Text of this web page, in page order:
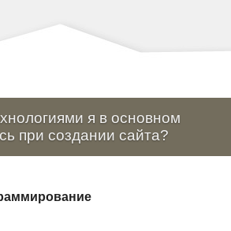
я в основном
при создании сайта?